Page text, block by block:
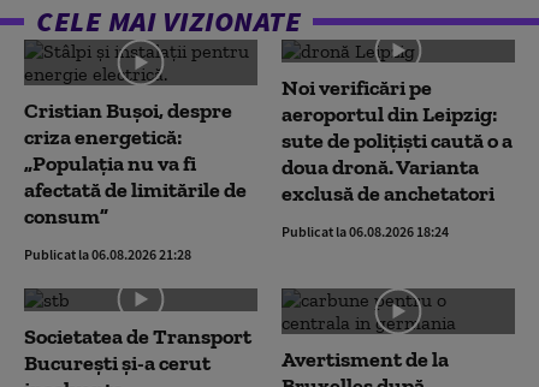
CELE MAI VIZIONATE
Cristian Bușoi, despre
criza energetică:
„Populația nu va fi
afectată de limitările de
consum”
Publicat la 06.08.2026 21:28
Noi verificări pe
aeroportul din Leipzig:
sute de polițiști caută o a
doua dronă. Varianta
exclusă de anchetatori
Publicat la 06.08.2026 18:24
Societatea de Transport
București și-a cerut
Avertisment de la